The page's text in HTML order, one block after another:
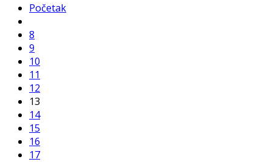
Početak
8
9
10
11
12
13
14
15
16
17